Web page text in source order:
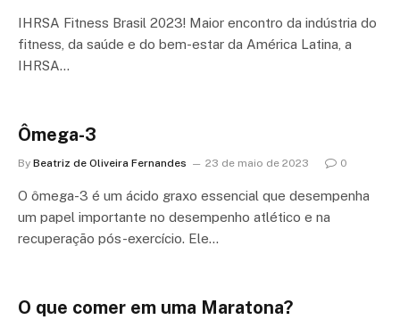
IHRSA Fitness Brasil 2023! Maior encontro da indústria do
fitness, da saúde e do bem-estar da América Latina, a
IHRSA…
Ômega-3
By Beatriz de Oliveira Fernandes 23 de maio de 2023 0
O ômega-3 é um ácido graxo essencial que desempenha
um papel importante no desempenho atlético e na
recuperação pós-exercício. Ele…
O que comer em uma Maratona?